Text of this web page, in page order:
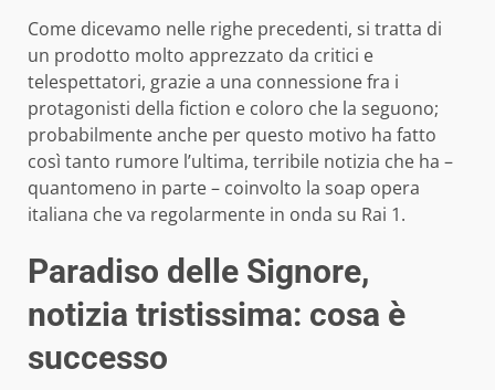
Come dicevamo nelle righe precedenti, si tratta di
un prodotto molto apprezzato da critici e
telespettatori, grazie a una connessione fra i
protagonisti della fiction e coloro che la seguono;
probabilmente anche per questo motivo ha fatto
così tanto rumore l’ultima, terribile notizia che ha –
quantomeno in parte – coinvolto la soap opera
italiana che va regolarmente in onda su Rai 1.
Paradiso delle Signore,
notizia tristissima: cosa è
successo